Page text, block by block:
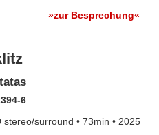
»zur Besprechung«
6
stereo/surround • 73min • 2025